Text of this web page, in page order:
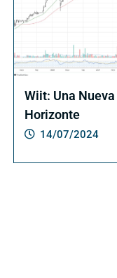
Wiit: Una
Horizonte
14/07/2024